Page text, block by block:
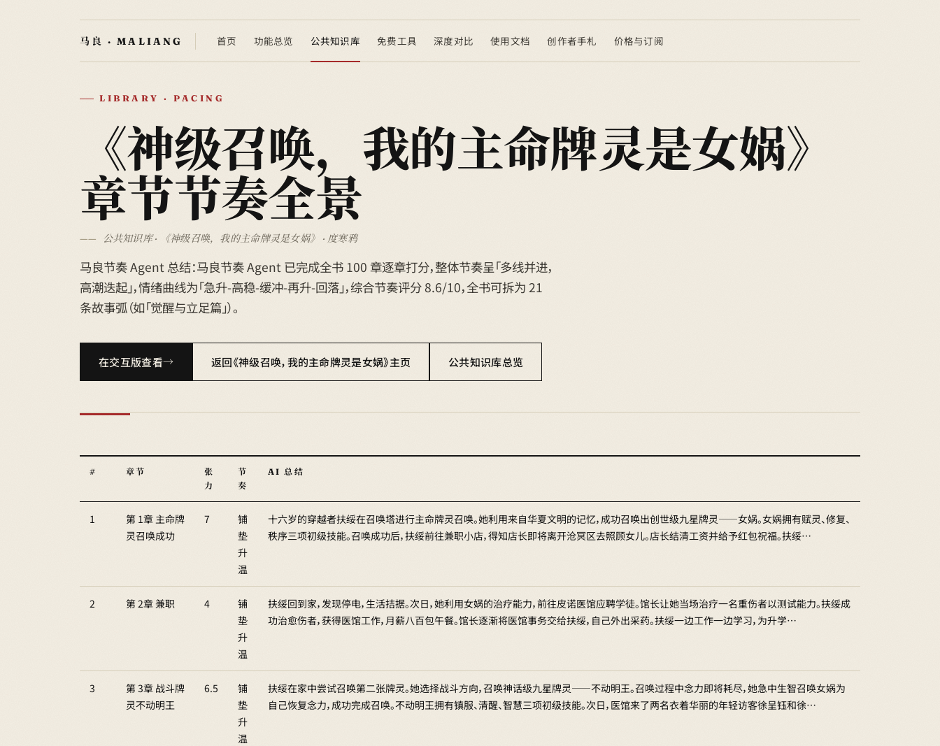
首页 功能总览 公共知识库 免费工具 深度对比 使用文档 创作者手札 价格与订阅
LIBRARY · PACING
《神级召唤，我的主命牌灵是女娲》
章节节奏全景
公共知识库 · 《神级召唤，我的主命牌灵是女娲》 · 度寒鸦
马良节奏 Agent 总结：马良节奏 Agent 已完成全书 100 章逐章打分，整体节奏呈「多线并进，
高潮迭起」，情绪曲线为「急升-高稳-缓冲-再升-回落」，综合节奏评分 8.6/10，全书可拆为 21
条故事弧（如「觉醒与立足篇」）。
在交互版查看 返回《神级召唤，我的主命牌灵是女娲》主页 公共知识库总览
# 章节
张
力
节
奏
AI 总结
1
第 1章 主命牌
灵召唤成功
7
铺
垫
升
温
十六岁的穿越者扶绥在召唤塔进行主命牌灵召唤。她利用来自华夏文明的记忆，成功召唤出创世级九星牌灵——女娲。女娲拥有赋灵、修复、
秩序三项初级技能。召唤成功后，扶绥前往兼职小店，得知店长即将离开沧冥区去照顾女儿。店长结清工资并给予红包祝福。扶绥…
2 第 2章 兼职 4
铺
垫
升
温
扶绥回到家，发现停电，生活拮据。次日，她利用女娲的治疗能力，前往皮诺医馆应聘学徒。馆长让她当场治疗一名重伤者以测试能力。扶绥成
功治愈伤者，获得医馆工作，月薪八百包午餐。馆长逐渐将医馆事务交给扶绥，自己外出采药。扶绥一边工作一边学习，为升学…
3
第 3章 战斗牌
灵不动明王
6.5
铺
垫
升
温
扶绥在家中尝试召唤第二张牌灵。她选择战斗方向，召唤神话级九星牌灵——不动明王。召唤过程中念力即将耗尽，她急中生智召唤女娲为
自己恢复念力，成功完成召唤。不动明王拥有镇服、清醒、智慧三项初级技能。次日，医馆来了两名衣着华丽的年轻访客徐呈钰和徐…